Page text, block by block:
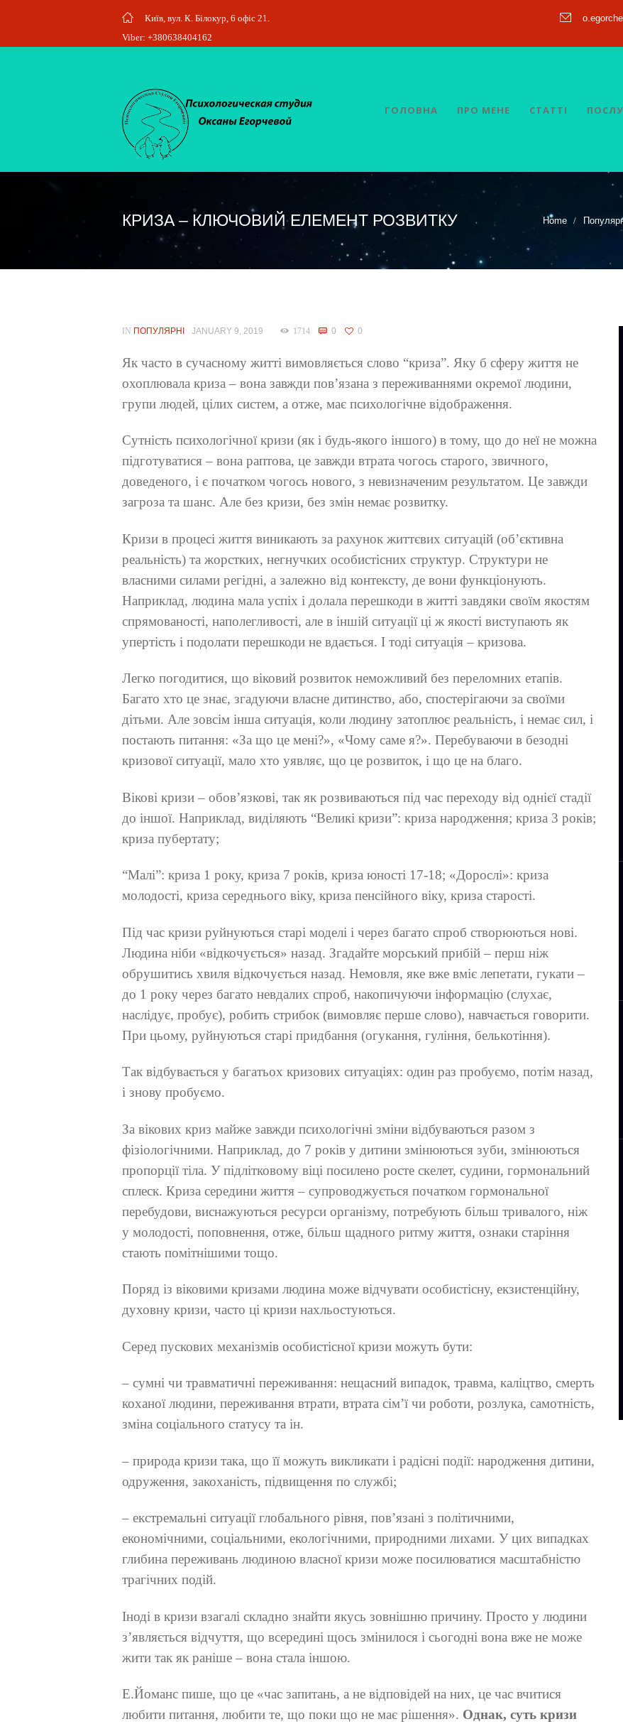
Київ, вул. К. Білокур, 6 офіс 21.
Viber: +380638404162
ГОЛОВНА ПРО МЕНЕ СТАТТІ
КРИЗА – КЛЮЧОВИЙ ЕЛЕМЕНТ РОЗВИТКУ Home
IN ПОПУЛЯРНІ JANUARY 9, 2019 1714 0 0
Як часто в сучасному житті вимовляється слово “криза”. Яку б сферу життя не
охоплювала криза – вона завжди пов’язана з переживаннями окремої людини,
групи людей, цілих систем, а отже, має психологічне відображення.
Сутність психологічної кризи (як і будь-якого іншого) в тому, що до неї не можна
підготуватися – вона раптова, це завжди втрата чогось старого, звичного,
доведеного, і є початком чогось нового, з невизначеним результатом. Це завжди
загроза та шанс. Але без кризи, без змін немає розвитку.
Кризи в процесі життя виникають за рахунок життєвих ситуацій (об’єктивна
реальність) та жорстких, негнучких особистісних структур. Структури не
власними силами регідні, а залежно від контексту, де вони функціонують.
Наприклад, людина мала успіх і долала перешкоди в житті завдяки своїм якостям
спрямованості, наполегливості, але в іншій ситуації ці ж якості виступають як
упертість і подолати перешкоди не вдається. І тоді ситуація – кризова.
Легко погодитися, що віковий розвиток неможливий без переломних етапів.
Багато хто це знає, згадуючи власне дитинство, або, спостерігаючи за своїми
дітьми. Але зовсім інша ситуація, коли людину затоплює реальність, і немає сил, і
постають питання: «За що це мені?», «Чому саме я?». Перебуваючи в безодні
кризової ситуації, мало хто уявляє, що це розвиток, і що це на благо.
Вікові кризи – обов’язкові, так як розвиваються під час переходу від однієї стадії
до іншої. Наприклад, виділяють “Великі кризи”: криза народження; криза 3 років;
криза пубертату;
“Малі”: криза 1 року, криза 7 років, криза юності 17-18; «Дорослі»: криза
молодості, криза середнього віку, криза пенсійного віку, криза старості.
Під час кризи руйнуються старі моделі і через багато спроб створюються нові.
Людина ніби «відкочується» назад. Згадайте морський прибій – перш ніж
обрушитись хвиля відкочується назад. Немовля, яке вже вміє лепетати, гукати –
до 1 року через багато невдалих спроб, накопичуючи інформацію (слухає,
наслідує, пробує), робить стрибок (вимовляє перше слово), навчається говорити.
При цьому, руйнуються старі придбання (огукання, гуління, белькотіння).
Так відбувається у багатьох кризових ситуаціях: один раз пробуємо, потім назад,
і знову пробуємо.
За вікових криз майже завжди психологічні зміни відбуваються разом з
фізіологічними. Наприклад, до 7 років у дитини змінюються зуби, змінюються
пропорції тіла. У підлітковому віці посилено росте скелет, судини, гормональний
сплеск. Криза середини життя – супроводжується початком гормональної
перебудови, виснажуються ресурси організму, потребують більш тривалого, ніж
у молодості, поповнення, отже, більш щадного ритму життя, ознаки старіння
стають помітнішими тощо.
Поряд із віковими кризами людина може відчувати особистісну, екзистенційну,
духовну кризи, часто ці кризи нахльостуються.
Серед пускових механізмів особистісної кризи можуть бути:
– сумні чи травматичні переживання: нещасний випадок, травма, каліцтво, смерть
коханої людини, переживання втрати, втрата сім’ї чи роботи, розлука, самотність,
зміна соціального статусу та ін.
– природа кризи така, що її можуть викликати і радісні події: народження дитини,
одруження, закоханість, підвищення по службі;
– екстремальні ситуації глобального рівня, пов’язані з політичними,
економічними, соціальними, екологічними, природними лихами. У цих випадках
глибина переживань людиною власної кризи може посилюватися масштабністю
трагічних подій.
Іноді в кризи взагалі складно знайти якусь зовнішню причину. Просто у людини
з’являється відчуття, що всередині щось змінилося і сьогодні вона вже не може
жити так як раніше – вона стала іншою.
Е.Йоманс пише, що це «час запитань, а не відповідей на них, це час вчитися
любити питання, любити те, що поки що не має рішення». Однак, суть кризи